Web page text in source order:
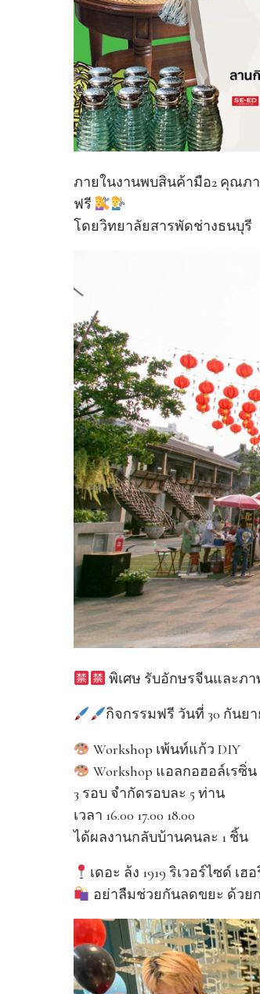
ภายในงานพบสินค้ามือ2 คุณภ
ฟรี
โดยวิทยาลัยสารพัดช่างธนบุรี
พิเศษ รับอักษรจีนและภ
กิจกรรมฟรี วันที่ 30 กันยา
Workshop เพ้นท์แก้ว DIY
Workshop แอลกอฮอล์เรซิ่น
3 รอบ จำกัดรอบละ 5 ท่าน
เวลา 16.00 17.00 18.00
ได้ผลงานกลับบ้านคนละ 1 ชิ้น
เดอะ ล้ง 1919 ริเวอร์ไซด์ เฮ
อย่าลืมช่วยกันลดขยะ ด้วย